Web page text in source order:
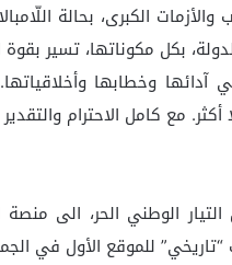
الكبرى، بحالة
بكل مكوناتها، تسير
آدائها وخطابها
مع كامل الاحترام
الوطني الحر، الى
للموقع الأول في